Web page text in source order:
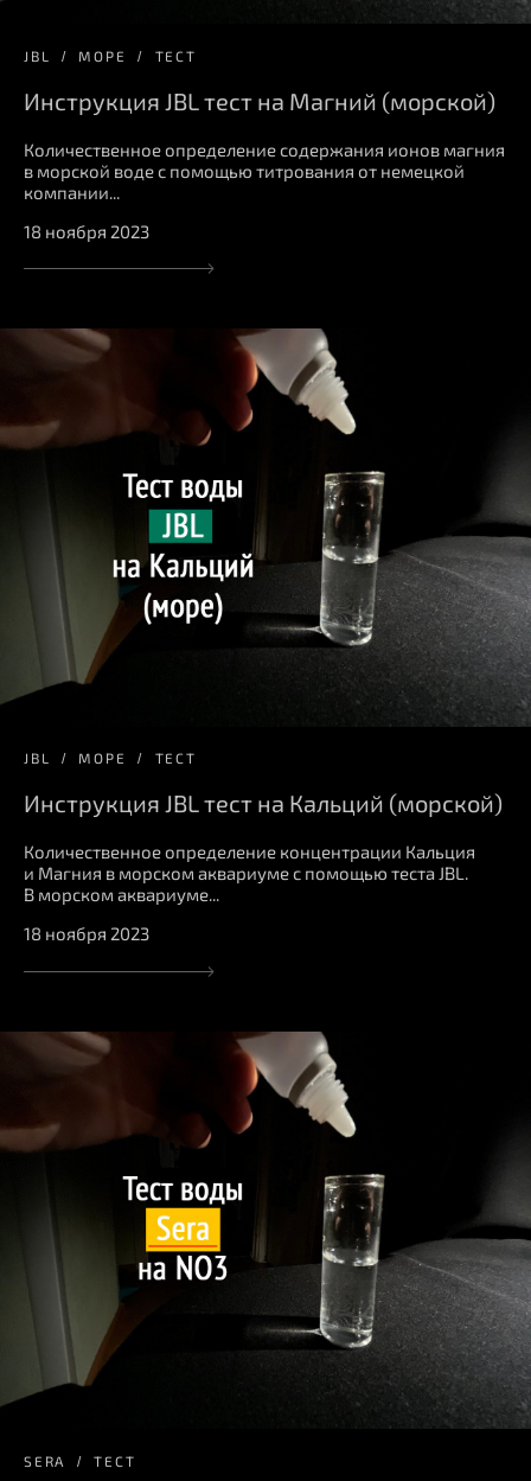
JBL МОРЕ ТЕСТ
Инструкция JBL тест на Магний (морской)
Количественное определение содержания ионов магния
в морской воде с помощью титрования от немецкой
компании...
18 ноября 2023
JBL МОРЕ ТЕСТ
Инструкция JBL тест на Кальций (морской)
Количественное определение концентрации Кальция
и Магния в морском аквариуме с помощью теста JBL.
В морском аквариуме...
18 ноября 2023
SERA ТЕСТ